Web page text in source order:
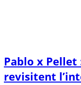
Pablo x
revisitent